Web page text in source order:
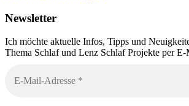
Newsletter
Ich möchte aktuelle Infos, Tipps und
Thema Schlaf und Lenz Schlaf Projekte per